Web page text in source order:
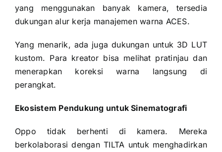
yang menggunakan banyak kamera, tersedia
dukungan alur kerja manajemen warna ACES.
Yang menarik, ada juga dukungan untuk 3D LUT
kustom. Para kreator bisa melihat pratinjau dan
menerapkan koreksi warna langsung di
perangkat.
Ekosistem Pendukung untuk Sinematografi
Oppo tidak berhenti di kamera. Mereka
berkolaborasi dengan TILTA untuk menghadirkan